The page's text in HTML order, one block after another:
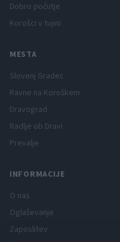
Dobro počutje
Korošci v tujini
MESTA
Slovenj Gradec
Ravne na Koroškem
Dravograd
Radlje ob Dravi
Prevalje
INFORMACIJE
O nas
Oglaševanje
Zaposlitev